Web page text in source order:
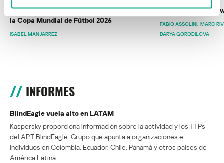
Wardriving en México: preparativos para
la Copa Mundial de Fútbol 2026
ISABEL MANJARREZ
Estado del
FABIO ASSOLINI MARC
DARYA GORODILOVA
INFORMES
BlindEagle vuela alto en LATAM
Kaspersky proporciona información sobre la actividad y los TTPs
del APT BlindEagle. Grupo que apunta a organizaciones e
individuos en Colombia, Ecuador, Chile, Panamá y otros países de
América Latina.